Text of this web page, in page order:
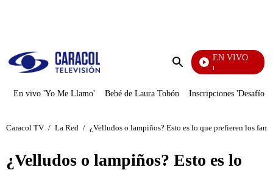
Enviar
EN VIVO
Noticias Caracol
En vivo 'Yo Me Llamo' Bebé de Laura Tobón Inscripciones 'Desafío'
Caracol TV / La Red / ¿Velludos o lampiños? Esto es lo que prefieren los
¿Velludos o lampiños? Esto es lo